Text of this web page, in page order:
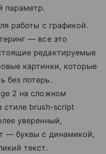
параметр.
работы с графикой.
— все это
редактируемые
картинки, которые
без потерь.
2 на сложном
стиле brush-script
уверенный,
— буквы с динамикой,
текст.